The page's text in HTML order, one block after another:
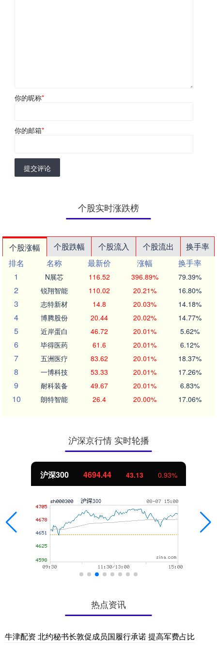
你的昵称*
你的邮箱*
提交评论
个股实时涨跌榜
个股涨幅 个股跌幅 个股流入 个股流出
换手率
排名
名称 最新价 涨幅
换手率
1
N展芯 116.52 396.89% 79.39%
2 锐翔智能 110.02 20.21% 16.80%
3 志特新材 14.8 20.03% 14.18%
4 博腾股份 20.44 20.02% 14.77%
5 近岸蛋白 46.72 20.01% 5.62%
6 毕得医药 61.6 20.01% 6.12%
7 五洲医疗 83.62 20.01% 18.37%
8 一博科技 53.33 20.01% 17.26%
9 耐科装备 49.67 20.01% 6.83%
10 朗特智能 26.4 20.00% 17.06%
沪深京行情 实时轮播
沪深300 4694.44 43.13 0.93%
热点资讯
牛津配资 北约秘书长敦促成员国履行承诺 提高军费占比